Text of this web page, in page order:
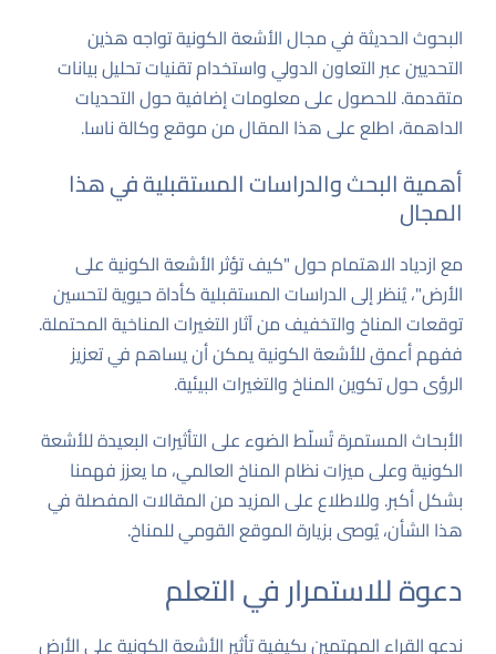
البحوث الحديثة في مجال الأشعة الكونية تواجه هذين
التحديين عبر التعاون الدولي واستخدام تقنيات تحليل بيانات
متقدمة. للحصول على معلومات إضافية حول التحديات
الداهمة، اطلع على هذا المقال منموقع وكالة ناسا.
أهمية البحث والدراسات المستقبلية في هذا
المجال
مع ازدياد الاهتمام حول "كيف تؤثر الأشعة الكونية على
الأرض"، يُنظر إلى الدراسات المستقبلية كأداة حيوية لتحسين
توقعات المناخ والتخفيف من آثار التغيرات المناخية المحتملة.
ففهم أعمق للأشعة الكونية يمكن أن يساهم في تعزيز
الرؤى حول تكوين المناخ والتغيرات البيئية.
الأبحاث المستمرة تُسلّط الضوء على التأثيرات البعيدة للأشعة
الكونية وعلى ميزات نظام المناخ العالمي، ما يعزز فهمنا
بشكل أكبر. وللاطلاع على المزيد من المقالات المفصلة في
هذا الشأن، يُوصى بزيارةالموقع القومي للمناخ.
دعوة للاستمرار في التعلم
ندعو القراء المهتمين بكيفية تأثير الأشعة الكونية على الأرض